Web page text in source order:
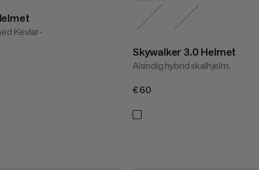
Kevlar-
Skywalker 3.0 Helmet
Alsindig hybrid skalhjelm.
€60